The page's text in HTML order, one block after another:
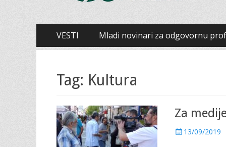
Primary
Menu
SkipVESTI Mladi novinari za odgovornu
Tag: Kultura
Za
P 13/09/2019